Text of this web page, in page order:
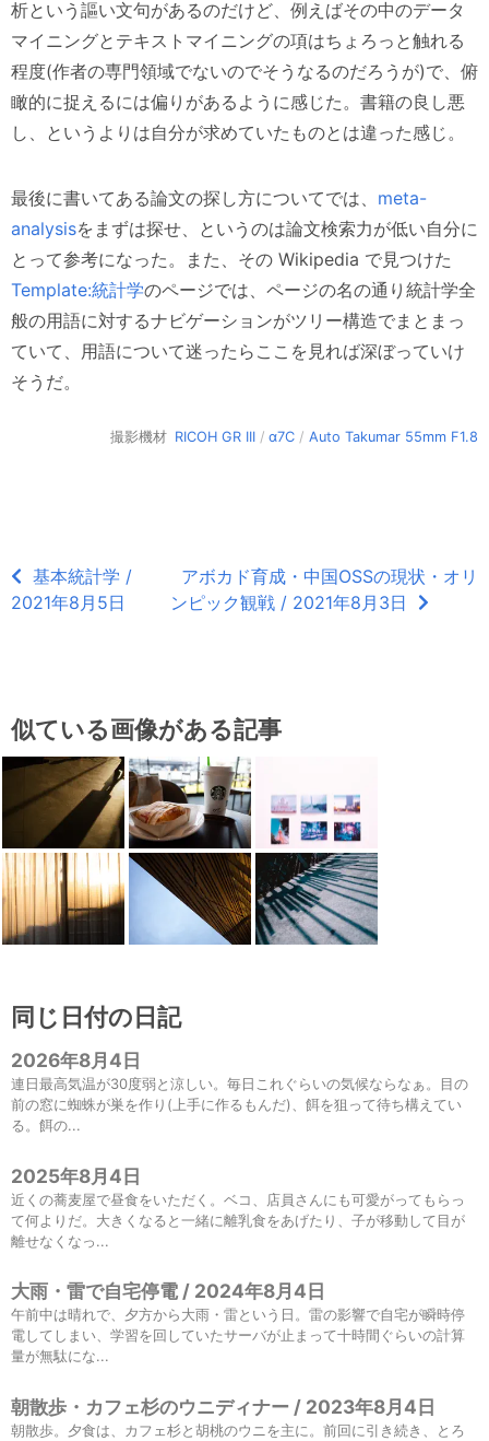
析という謳い文句があるのだけど、例えばその中のデータ
マイニングとテキストマイニングの項はちょろっと触れる
程度(作者の専門領域でないのでそうなるのだろうが)で、俯
瞰的に捉えるには偏りがあるように感じた。書籍の良し悪
し、というよりは自分が求めていたものとは違った感じ。
最後に書いてある論文の探し方についてでは、 meta-
analysisをまずは探せ、というのは論文検索力が低い自分に
とって参考になった。また、その Wikipedia で見つけた
Template:統計学のページでは、ページの名の通り統計学全
般の用語に対するナビゲーションがツリー構造でまとまっ
ていて、用語について迷ったらここを見れば深ぼっていけ
そうだ。
撮影機材 RICOH GR III / α7C / Auto Takumar 55mm F1.8
基本統計学 /
2021年8月5日
アボカド育成・中国OSSの現状・オリ
ンピック観戦 / 2021年8月3日
似ている画像がある記事
同じ日付の日記
2026年8月4日
連日最高気温が30度弱と涼しい。毎日これぐらいの気候ならなぁ。目の
前の窓に蜘蛛が巣を作り(上手に作るもんだ)、餌を狙って待ち構えてい
る。餌の...
2025年8月4日
近くの蕎麦屋で昼食をいただく。ベコ、店員さんにも可愛がってもらっ
て何よりだ。大きくなると一緒に離乳食をあげたり、子が移動して目が
離せなくなっ...
大雨・雷で自宅停電 / 2024年8月4日
午前中は晴れで、夕方から大雨・雷という日。雷の影響で自宅が瞬時停
電してしまい、学習を回していたサーバが止まって十時間ぐらいの計算
量が無駄にな...
朝散歩・カフェ杉のウニディナー / 2023年8月4日
朝散歩。夕食は、カフェ杉と胡桃のウニを主に。前回に引き続き、とろ